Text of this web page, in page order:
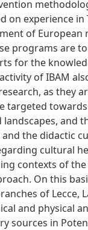
experience
of
programs are
for the
of IBAM
as they
targeted
and
the didactic
cultural
contexts of
On this
of Lecce,
and physical
sources in